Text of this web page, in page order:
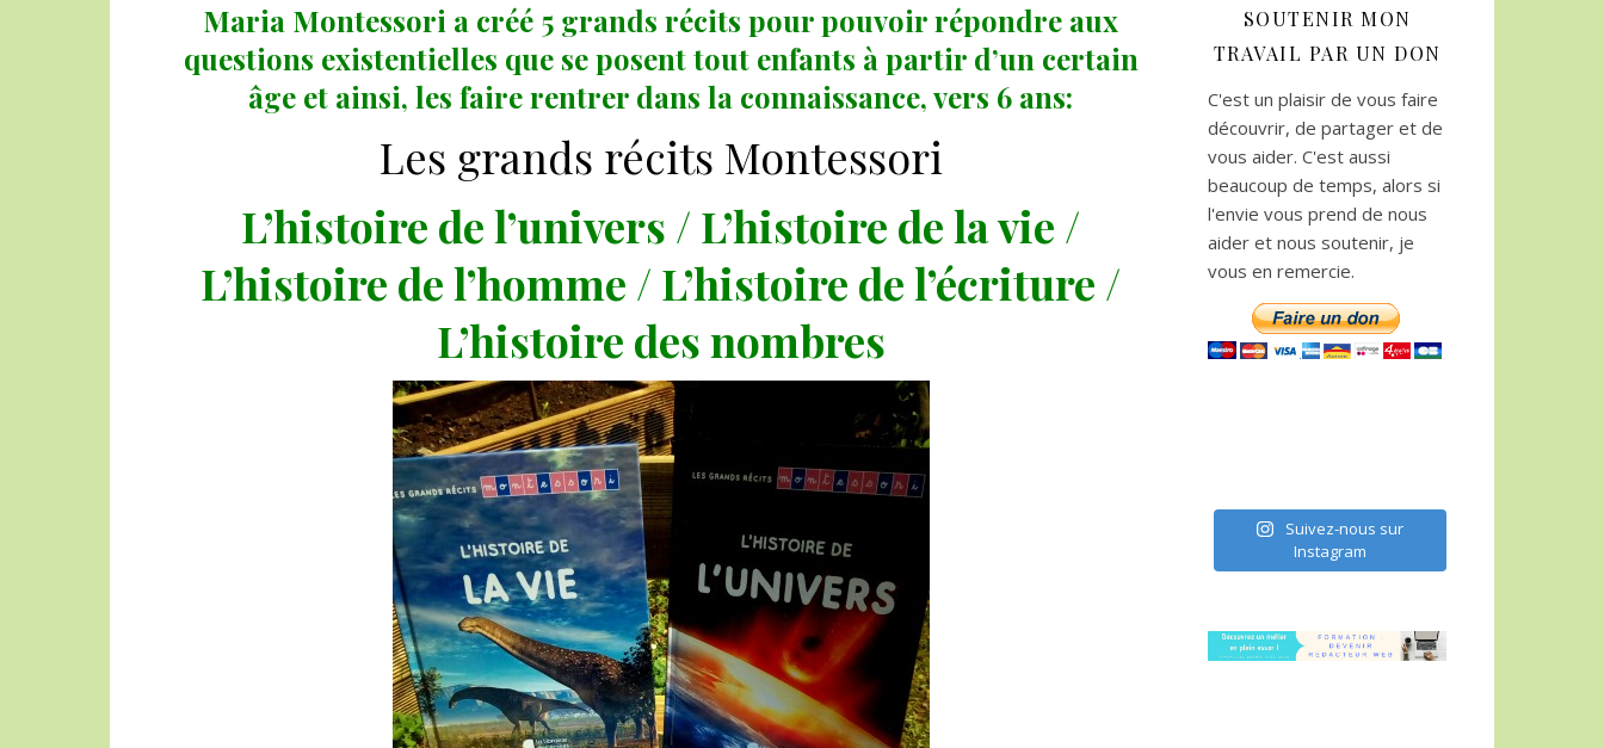
Maria Montessori a créé 5 grands récits pour pouvoir répondre aux
questions existentielles que se posent tout enfants à partir d’un certain
âge et ainsi, les faire rentrer dans la connaissance, vers 6 ans:
Les grands récits Montessori
L’histoire de l’univers / L’histoire de la vie /
L’histoire de l’homme / L’histoire de l’écriture /
L’histoire des nombres
SOUTENIR MON
TRAVAIL PAR UN DON
C'est un plaisir de vous faire
découvrir, de partager et de
vous aider. C'est aussi
beaucoup de temps, alors si
l'envie vous prend de nous
aider et nous soutenir, je
vous en remercie.
Suivez-nous sur
Instagram